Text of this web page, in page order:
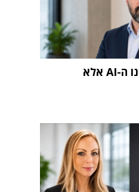
"האתגר הגדול אינו ה-AI אלא